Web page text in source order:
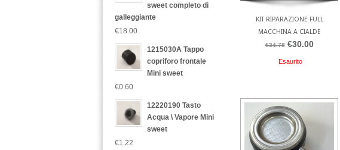
KIT RIPARAZIONE FULL
MACCHINA A CIALDE
€34.78 €30.00
Esaurito
sweet completo di
galleggiante
€18.00
1215030A Tappo
copriforo frontale
Mini sweet
€0.60
12220190 Tasto
Acqua \ Vapore Mini
sweet
€1.22